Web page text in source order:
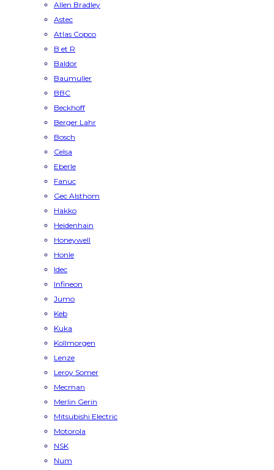
Allen Bradley
Astec
Atlas Copco
B et R
Baldor
Baumuller
BBC
Beckhoff
Berger Lahr
Bosch
Celsa
Eberle
Fanuc
Gec Alsthom
Hakko
Heidenhain
Honeywell
Honle
Idec
Infineon
Jumo
Keb
Kuka
Kollmorgen
Lenze
Leroy Somer
Mecman
Merlin Gerin
Mitsubishi Electric
Motorola
NSK
Num